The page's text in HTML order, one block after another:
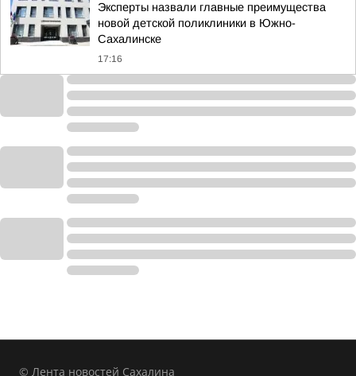
Эксперты назвали главные преимущества
новой детской поликлиники в Южно-
Сахалинске
17:16
© Лента новостей Сахалина